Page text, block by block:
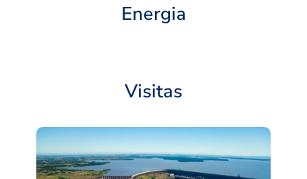
Energia
Visitas